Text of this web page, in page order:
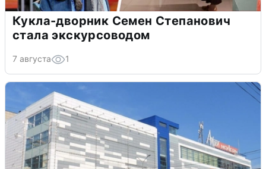
Кукла-дворник Семен Степанович
стала экскурсоводом
7 августа 1